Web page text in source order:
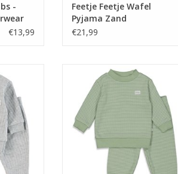
-
€13,99
Feetje Feetje Wafel
Pyjama Zand
€21,99
Grijs
Feetje Pyjama wafel Groen
melange NOS
TOEVOEGEN AAN WINKELWAGEN